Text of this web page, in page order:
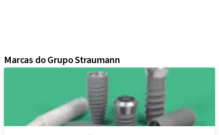
Marcas do Grupo Straumann